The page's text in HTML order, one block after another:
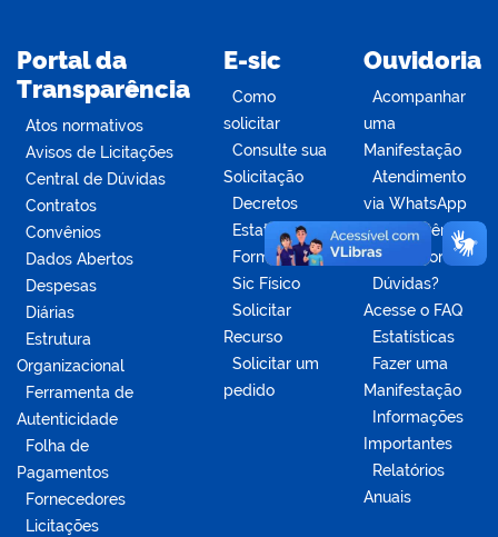
Portal da
Transparência
Atos normativos
Avisos de Licitações
Central de Dúvidas
Contratos
Convênios
Dados Abertos
Despesas
Diárias
Estrutura
Organizacional
Ferramenta de
Autenticidade
Folha de
Pagamentos
Fornecedores
Licitações
E-sic
Como
solicitar
Consulte sua
Solicitação
Decretos
Estatísticas
Formulários
Sic Físico
Solicitar
Recurso
Solicitar um
pedido
Ouvidoria
Acompanhar
uma
Manifestação
Atendimento
via WhatsApp
Competências
da Ouvidoria
Dúvidas?
Acesse o FAQ
Estatísticas
Fazer uma
Manifestação
Informações
Importantes
Relatórios
Anuais